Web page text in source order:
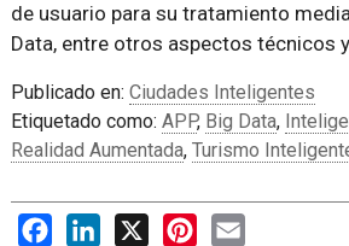
de usuario para su tratamiento
Data, entre otros aspectos técnicos
Publicado en: Ciudades Inteligentes
Etiquetado como: APP, Big Data,
Realidad Aumentada, Turismo
FacebookLinkedIn Pinterest